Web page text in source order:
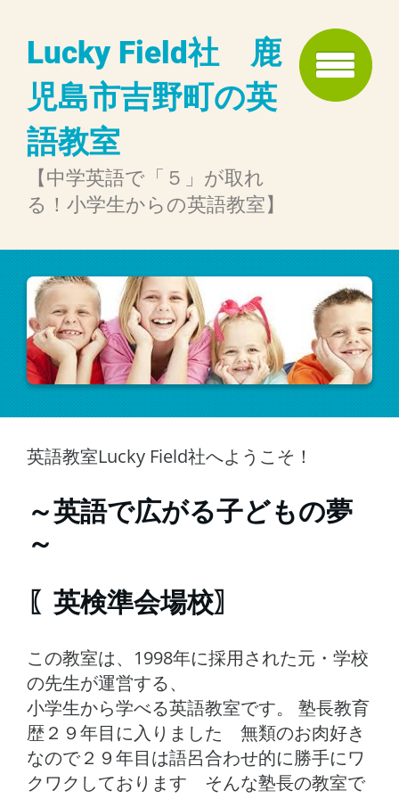
Lucky Field社 鹿
児島市吉野町の英
語教室
【中学英語で「５」が取れ
る！小学生からの英語教室】
英語教室Lucky Field社へようこそ！
～英語で広がる子どもの夢
～
〖英検準会場校〗
この教室は、1998年に採用された元・学校
の先生が運営する、
小学生から学べる英語教室です。 塾長教育
歴２９年目に入りました 無類のお肉好き
なので２９年目は語呂合わせ的に勝手にワ
クワクしております そんな塾長の教室で